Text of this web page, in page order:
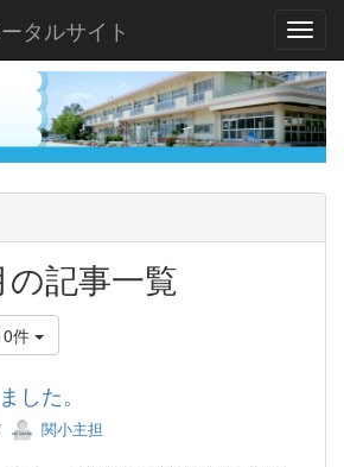
タルサイト
記事一覧
件
した。
関小主担